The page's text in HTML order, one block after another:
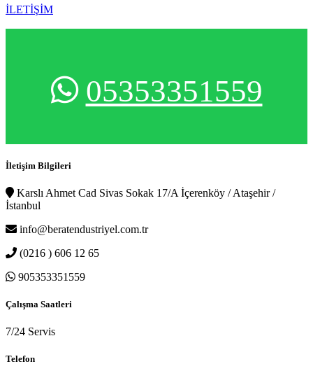
İLETİŞİM
05353351559
İletişim Bilgileri
Karslı Ahmet Cad Sivas Sokak 17/A İçerenköy / Ataşehir /
İstanbul
info@beratendustriyel.com.tr
(0216 ) 606 12 65
905353351559
Çalışma Saatleri
7/24 Servis
Telefon